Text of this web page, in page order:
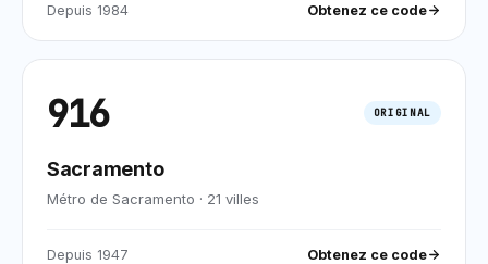
Depuis 1984 Obtenez ce code
916 ORIGINAL
Sacramento
Métro de Sacramento · 21 villes
Depuis 1947 Obtenez ce code